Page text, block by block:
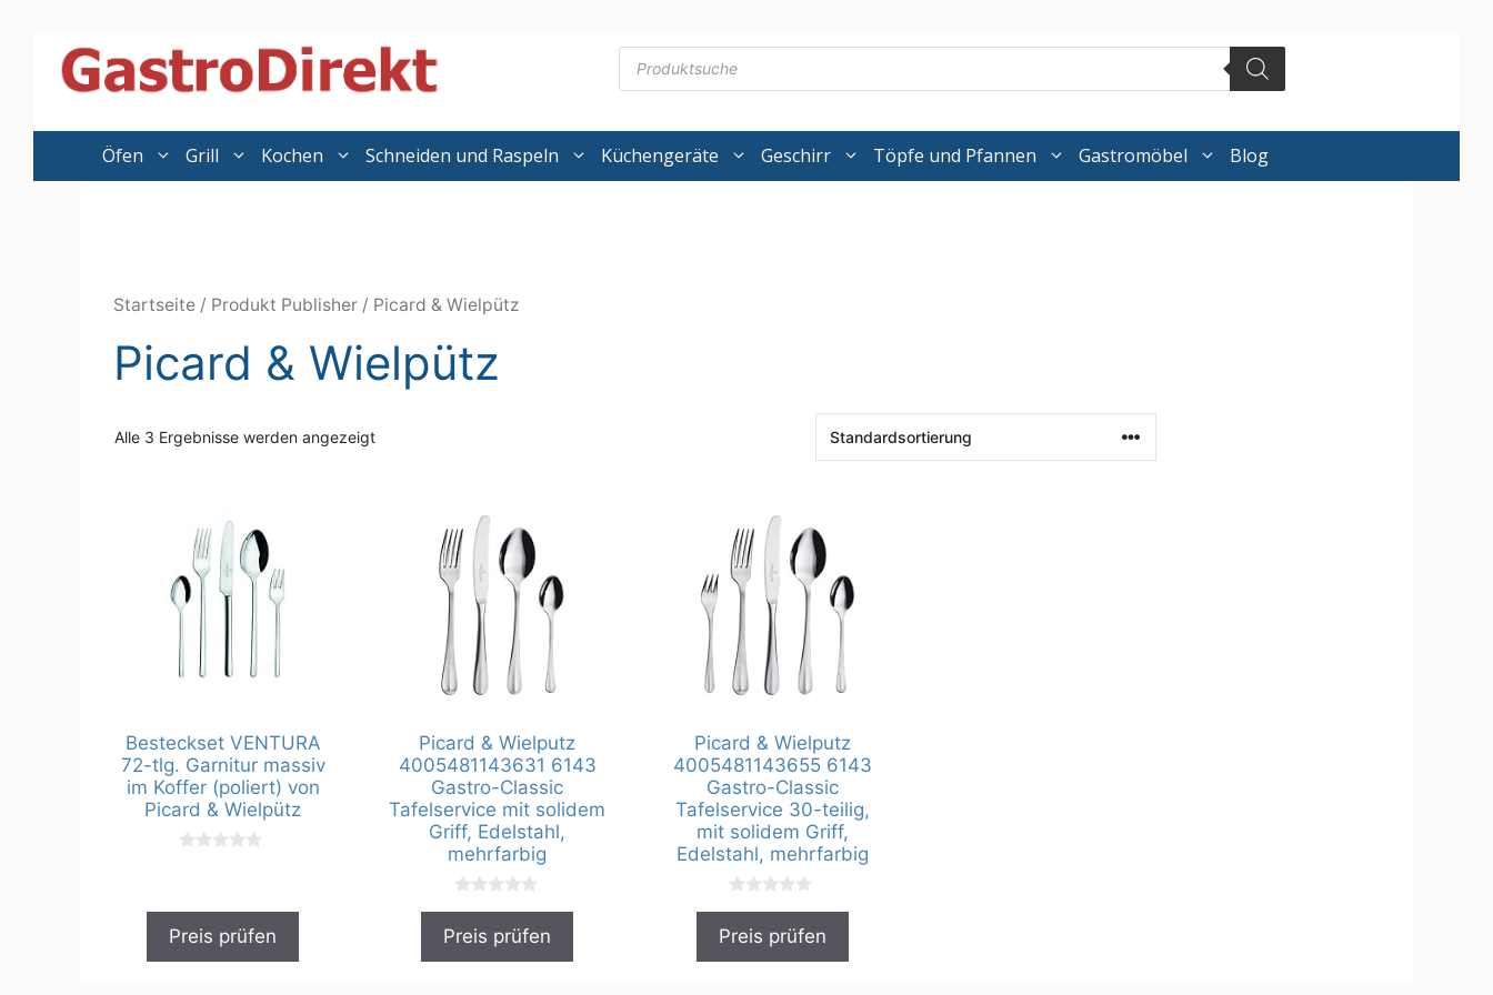
Zum
Inhalt
Products
search
Öfen Grill Kochen Schneiden und Raspeln Küchengeräte Geschirr Töpfe und Pfannen Gastromöbel Blog
Startseite / Produkt Publisher / Picard & Wielpütz
Picard & Wielpütz
Alle 3 Ergebnisse werden angezeigt
Besteckset VENTURA
72-tlg. Garnitur massiv
im Koffer (poliert) von
Picard & Wielpütz
n
Preis prüfen
Picard & Wielputz
4005481143631 6143
Gastro-Classic
Tafelservice mit solidem
Griff, Edelstahl,
mehrfarbig
o
Preis prüfen
Picard & Wielputz
4005481143655 6143
Gastro-Classic
Tafelservice 30-teilig,
mit solidem Griff,
Edelstahl, mehrfarbig
o
Preis prüfen